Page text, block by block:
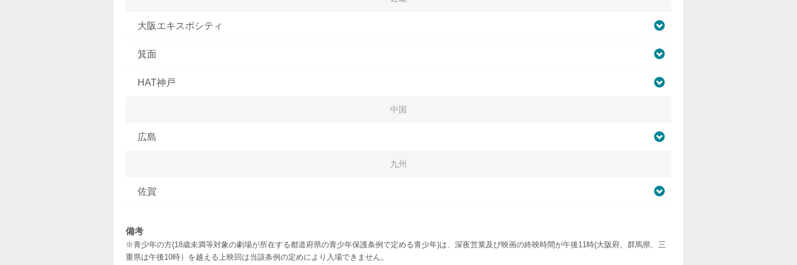
大阪エキスポシティ
箕面
HAT神戸
中国
広島
九州
佐賀
備考
※青少年の方(18歳未満等対象の劇場が所在する都道府県の青少年保護条例で定める青少年)は、深夜営業及び映画の終映時間が午後11時(大阪府、群馬県、三
重県は午後10時）を越える上映回は当該条例の定めにより入場できません。